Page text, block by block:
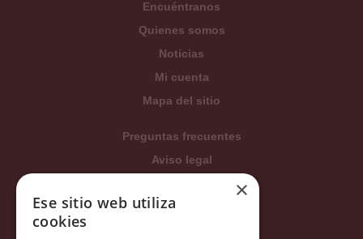
Encuéntranos
Quienes somos
Noticias
Mi cuenta
Mapa del sitio
Preguntas frecuentes
Aviso legal
Condiciones generales
Política de privacidad
×
Ese sitio web utiliza
cookies